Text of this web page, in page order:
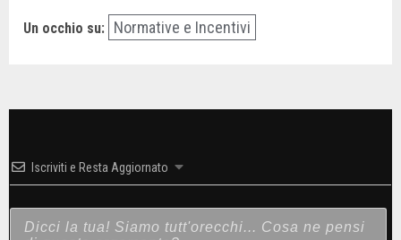
Un occhio su: Normative e Incentivi
Iscriviti e Resta Aggiornato